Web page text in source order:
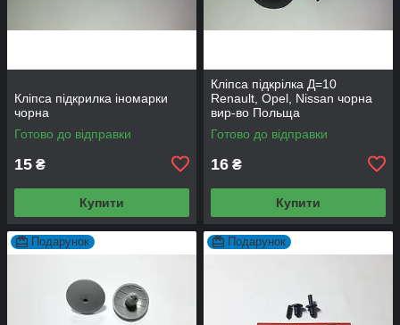
Кліпса підкрилка іномарки
чорна
Готово до відправки
15 ₴
Купити
Кліпса підкрілка Д=10
Renault, Opel, Nissan чорна
вир-во Польща
Готово до відправки
16 ₴
Купити
Подарунок Подарунок